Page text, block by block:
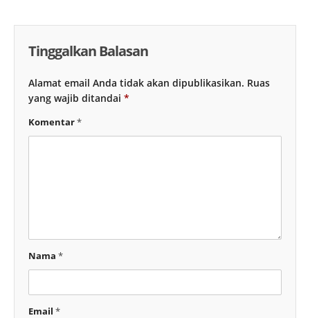
Tinggalkan Balasan
Alamat email Anda tidak akan dipublikasikan. Ruas
yang wajib ditandai *
Komentar*
Nama *
Email *